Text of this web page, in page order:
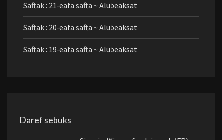
Saftak : 21-eafa safta ~ Alubeaksat
Saftak : 20-eafa safta ~ Alubeaksat
Saftak : 19-eafa safta ~ Alubeaksat
Daref sebuks